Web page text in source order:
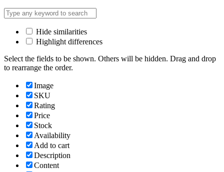
Hide similarities
Highlight differences
Select the fields to be shown. Others will be hidden. Drag and drop
to rearrange the order.
Image
SKU
Rating
Price
Stock
Availability
Add to cart
Description
Content